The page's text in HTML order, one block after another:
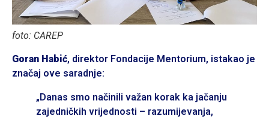
foto: CAREP
Goran Habić, direktor Fondacije Mentorium, istakao je
značaj ove saradnje:
„Danas smo načinili važan korak ka jačanju
zajedničkih vrijednosti – razumijevanja,